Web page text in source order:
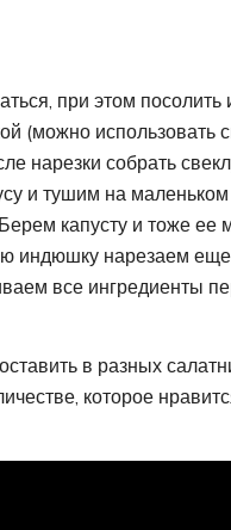
при этом
(можно использовать
нарезки собрать
и тушим на
капусту и тоже ее
индюшку нарезаем еще
все ингредиенты
в разных
которое